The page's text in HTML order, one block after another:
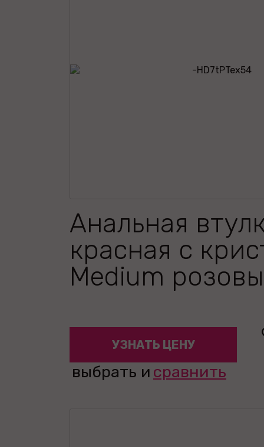
Анальная
красная с
Medium
УЗНАТЬ ЦЕНУ
выбрать и сравнить